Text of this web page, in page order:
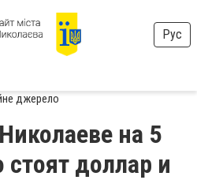
Рус
джерело
на 5
доллар и